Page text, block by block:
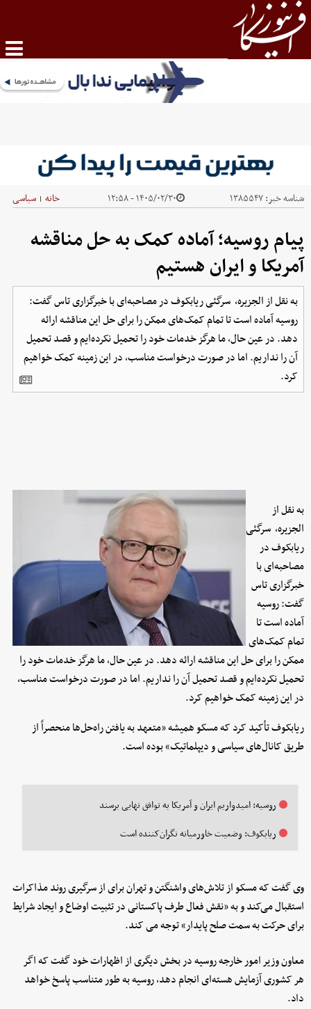
شناسه خبر:۱۳۸۵۵۴۷ ۱۴۰۵/۰۲/۳۰ - ۱۲:۵۸ خانه | سیاسی
پیام روسیه؛ آماده کمک به حل مناقشه
آمریکا و ایران هستیم
به نقل از الجزیره، ‌ سرگئی ریابکوف در مصاحبه‌ای با خبرگزاری تاس گفت:
روسیه آماده است تا تمام کمک‌های ممکن را برای حل این مناقشه ارائه
دهد. در عین حال، ما هرگز خدمات خود را تحمیل نکرده‌ایم و قصد تحمیل
آن را نداریم. اما در صورت درخواست مناسب، در این زمینه کمک خواهیم
کرد.
به نقل از
الجزیره، ‌ سرگئی
ریابکوف در
مصاحبه‌ای با
خبرگزاری تاس
گفت: روسیه
آماده است تا
تمام کمک‌های
ممکن را برای حل این مناقشه ارائه دهد. در عین حال، ما هرگز خدمات خود را
تحمیل نکرده‌ایم و قصد تحمیل آن را نداریم. اما در صورت درخواست مناسب،
در این زمینه کمک خواهیم کرد.
ریابکوف تأکید کرد که مسکو همیشه «متعهد به یافتن راه‌حل‌ها منحصراً از
طریق کانال‌های سیاسی و دیپلماتیک» بوده است.
روسیه: امیدواریم ایران و ‌آمریکا به توافق نهایی برسند
ریابکوف: وضعیت خاورمیانه نگران‌کننده است
وی گفت که مسکو از تلاش‌های واشنگتن و تهران برای از سرگیری روند مذاکرات
استقبال می‌کند و به «نقش فعال طرف پاکستانی در تثبیت اوضاع و ایجاد شرایط
برای حرکت به سمت صلح پایدار» توجه می کند.
معاون وزیر امور خارجه روسیه در بخش دیگری از اظهارات خود گفت که اگر
هر کشوری آزمایش هسته‌ای انجام دهد، روسیه به طور متناسب پاسخ خواهد
داد.